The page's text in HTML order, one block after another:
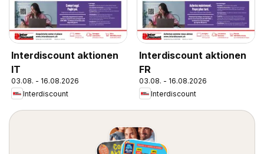
Interdiscount aktionen
IT
03.08. - 16.08.2026
Interdiscount
Interdiscount aktionen
FR
03.08. - 16.08.2026
Interdiscount